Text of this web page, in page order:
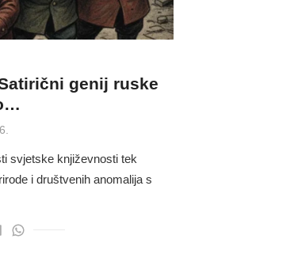
genij ruske
svjetske književnosti tek
i društvenih anomalija s